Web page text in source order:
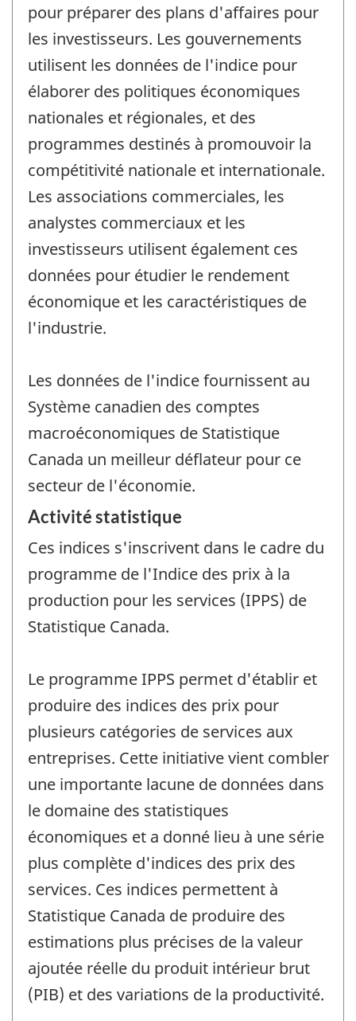
pour préparer des plans d'affaires pour
les investisseurs. Les gouvernements
utilisent les données de l'indice pour
élaborer des politiques économiques
nationales et régionales, et des
programmes destinés à promouvoir la
compétitivité nationale et internationale.
Les associations commerciales, les
analystes commerciaux et les
investisseurs utilisent également ces
données pour étudier le rendement
économique et les caractéristiques de
l'industrie.
Les données de l'indice fournissent au
Système canadien des comptes
macroéconomiques de Statistique
Canada un meilleur déflateur pour ce
secteur de l'économie.
Activité statistique
Ces indices s'inscrivent dans le cadre du
programme de l'Indice des prix à la
production pour les services (IPPS) de
Statistique Canada.
Le programme IPPS permet d'établir et
produire des indices des prix pour
plusieurs catégories de services aux
entreprises. Cette initiative vient combler
une importante lacune de données dans
le domaine des statistiques
économiques et a donné lieu à une série
plus complète d'indices des prix des
services. Ces indices permettent à
Statistique Canada de produire des
estimations plus précises de la valeur
ajoutée réelle du produit intérieur brut
(PIB) et des variations de la productivité.